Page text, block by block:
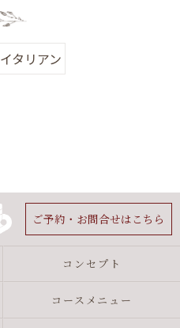
イタリアン
ご予約・お問合せはこちら
コンセプト
コースメニュー